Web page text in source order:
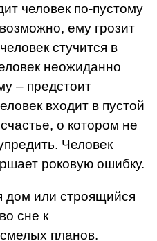
человек по-пустому
ему грозит
стучится в
неожиданно
– предстоит
входит в пустой
о котором не
Человек
роковую ошибку.
дом или строящийся
сне к
планов.